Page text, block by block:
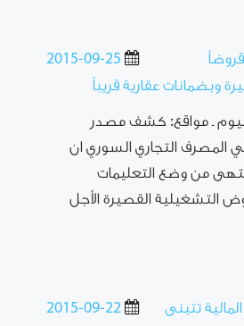
2015-09-25
وبضمانات عقارية قريباً
ـ مواقع: كشف مصدر
التجاري السوري ان
من وضع التعليمات
التشغيلية القصيرة الأجل
2015-09-22
تتبنى